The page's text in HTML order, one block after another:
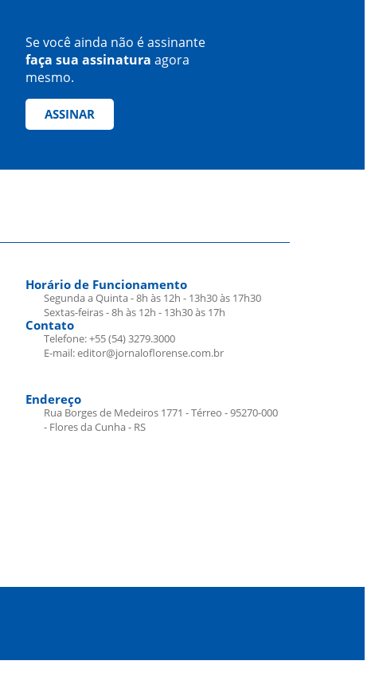
Se você ainda não é assinante
faça sua assinatura agora
mesmo.
ASSINAR
Horário de Funcionamento
Segunda a Quinta - 8h às 12h - 13h30 às 17h30
Sextas-feiras - 8h às 12h - 13h30 às 17h
Contato
Telefone: +55 (54) 3279.3000
E-mail: editor@jornaloflorense.com.br
Endereço
Rua Borges de Medeiros 1771 - Térreo - 95270-000
- Flores da Cunha - RS